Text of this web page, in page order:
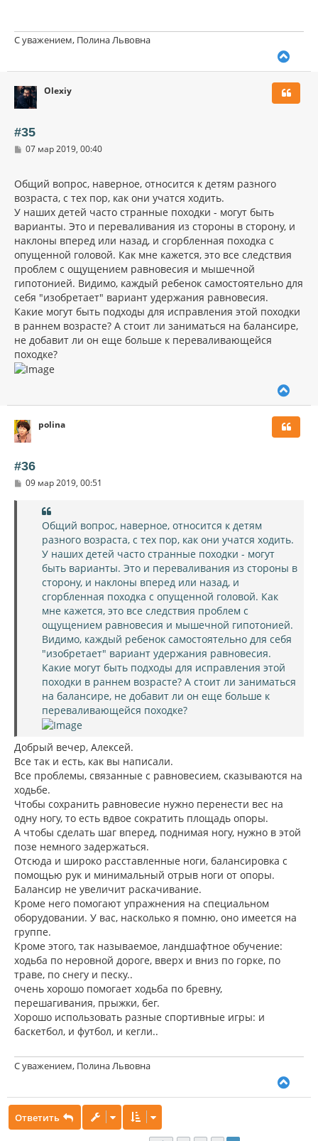
С уважением, Полина Львовна
р
у
л
Olexiy
#35
С
б
щ
е
н
и
е
07 мар 2019, 00:40
Общий вопрос, наверное, относится к детям разного
возраста, с тех пор, как они учатся ходить.
У наших детей часто странные походки - могут быть
варианты. Это и переваливания из стороны в сторону, и
наклоны вперед или назад, и сгорбленная походка с
опущенной головой. Как мне кажется, это все следствия
проблем с ощущением равновесия и мышечной
гипотонией. Видимо, каждый ребенок самостоятельно для
себя "изобретает" вариант удержания равновесия.
Какие могут быть подходы для исправления этой походки
в раннем возрасте? А стоит ли заниматься на балансире,
не добавит ли он еще больше к переваливающейся
походке?
у
а
у
polina
#36
С09 мар 2019, 00:51
Общий вопрос, наверное, относится к детям
разного возраста, с тех пор, как они учатся ходить.
У наших детей часто странные походки - могут
быть варианты. Это и переваливания из стороны в
сторону, и наклоны вперед или назад, и
сгорбленная походка с опущенной головой. Как
мне кажется, это все следствия проблем с
ощущением равновесия и мышечной гипотонией.
Видимо, каждый ребенок самостоятельно для себя
"изобретает" вариант удержания равновесия.
Какие могут быть подходы для исправления этой
походки в раннем возрасте? А стоит ли заниматься
на балансире, не добавит ли он еще больше к
переваливающейся походке?
Добрый вечер, Алексей.
Все так и есть, как вы написали.
Все проблемы, связанные с равновесием, сказываются на
ходьбе.
Чтобы сохранить равновесие нужно перенести вес на
одну ногу, то есть вдвое сократить площадь опоры.
А чтобы сделать шаг вперед, поднимая ногу, нужно в этой
позе немного задержаться.
Отсюда и широко расставленные ноги, балансировка с
помощью рук и минимальный отрыв ноги от опоры.
Балансир не увеличит раскачивание.
Кроме него помогают упражнения на специальном
оборудовании. У вас, насколько я помню, оно имеется на
группе.
Кроме этого, так называемое, ландшафтное обучение:
ходьба по неровной дороге, вверх и вниз по горке, по
траве, по снегу и песку..
очень хорошо помогает ходьба по бревну,
перешагивания, прыжки, бег.
Хорошо использовать разные спортивные игры: и
баскетбол, и футбол, и кегли..
С уважением, Полина Львовна
Ответить